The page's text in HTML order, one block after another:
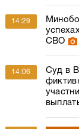
14:29
СВО
14:06
Суд в